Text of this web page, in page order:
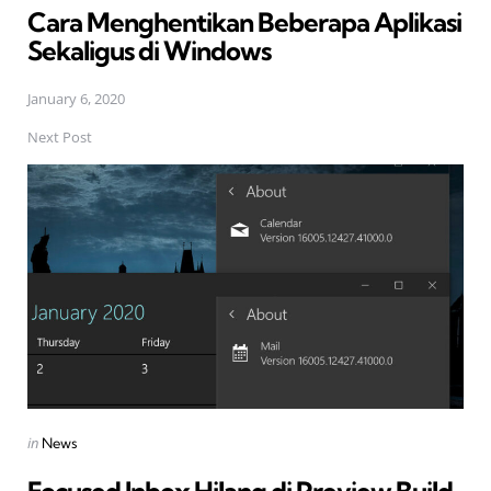
Cara Menghentikan Beberapa Aplikasi
Sekaligus di Windows
January 6, 2020
Next Post
Posted
in News